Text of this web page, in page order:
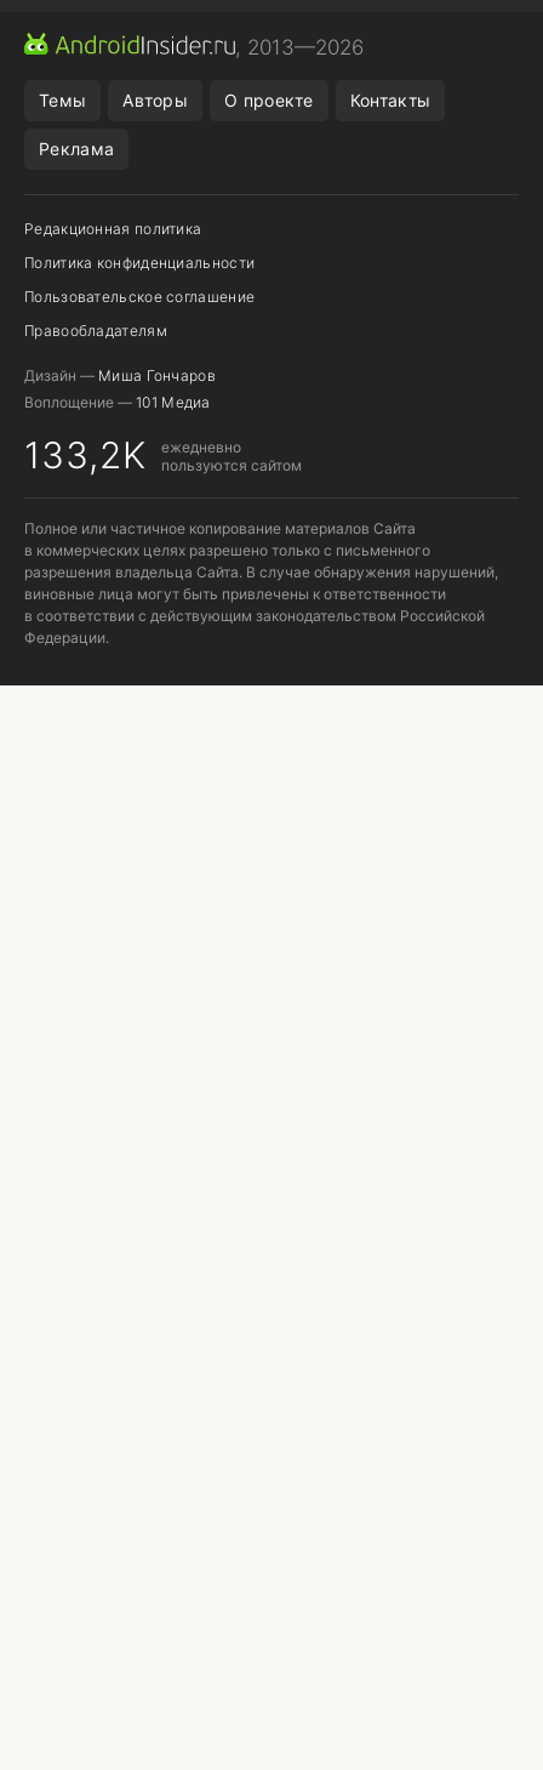
ПРИЛОЖЕНИЯ ANDROID
, 2013—2026
Темы Авторы О проекте Контакты
Реклама
Редакционная политика
Политика конфиденциальности
Пользовательское соглашение
Правообладателям
Дизайн — Миша Гончаров
Воплощение — 101 Медиа
133,2K
ежедневно
пользуются сайтом
Полное или частичное копирование материалов Сайта
в коммерческих целях разрешено только с письменного
разрешения владельца Сайта. В случае обнаружения нарушений,
виновные лица могут быть привлечены к ответственности
в соответствии с действующим законодательством Российской
Федерации.